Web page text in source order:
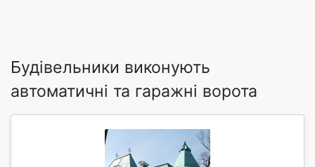
Будівельники виконують
автоматичні та гаражні ворота